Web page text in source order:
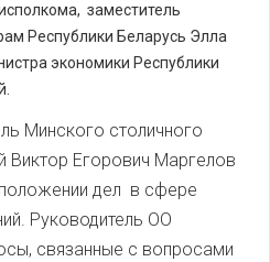
заместитель
Республики Беларусь Элла
экономики Республики
Минского столичного
Виктор Егорович Маргелов
дел в сфере
Руководитель ОО
связанные с вопросами